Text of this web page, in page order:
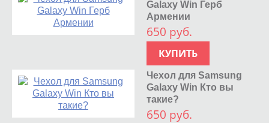
Galaxy Win Герб
Армении
650 руб.
КУПИТЬ
Чехол для Samsung
Galaxy Win Кто вы
такие?
650 руб.